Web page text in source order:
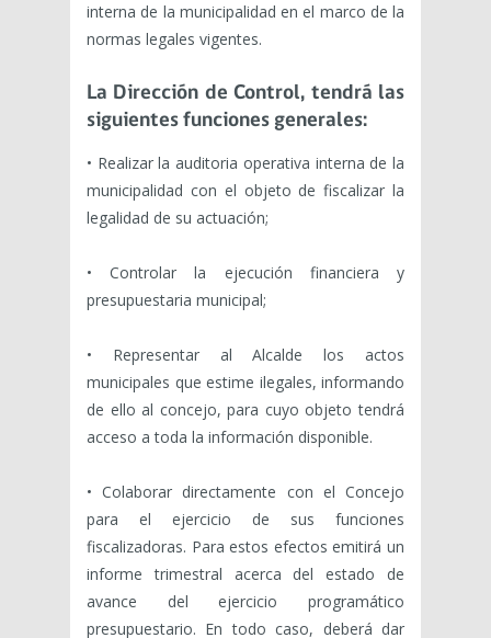
interna de la municipalidad en el marco de la
normas legales vigentes.
La Dirección de Control, tendrá las
siguientes funciones generales:
• Realizar la auditoria operativa interna de la
municipalidad con el objeto de fiscalizar la
legalidad de su actuación;
• Controlar la ejecución financiera y
presupuestaria municipal;
• Representar al Alcalde los actos
municipales que estime ilegales, informando
de ello al concejo, para cuyo objeto tendrá
acceso a toda la información disponible.
• Colaborar directamente con el Concejo
para el ejercicio de sus funciones
fiscalizadoras. Para estos efectos emitirá un
informe trimestral acerca del estado de
avance del ejercicio programático
presupuestario. En todo caso, deberá dar